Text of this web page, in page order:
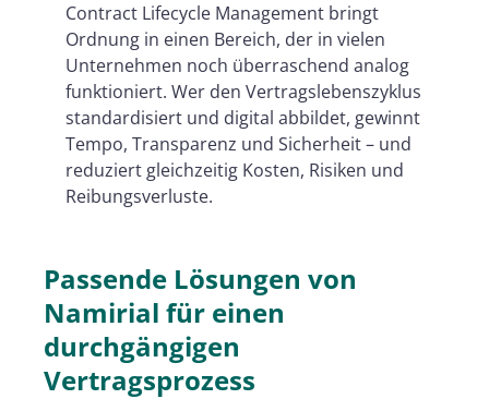
Contract Lifecycle Management bringt
Ordnung in einen Bereich, der in vielen
Unternehmen noch überraschend analog
funktioniert. Wer den Vertragslebenszyklus
standardisiert und digital abbildet, gewinnt
Tempo, Transparenz und Sicherheit – und
reduziert gleichzeitig Kosten, Risiken und
Reibungsverluste.
Passende Lösungen von
Namirial für einen
durchgängigen
Vertragsprozess